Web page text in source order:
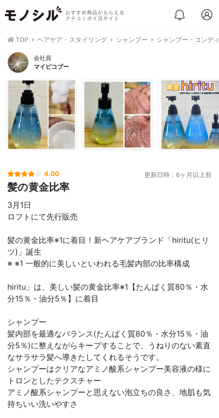
おすすめ商品がもらえる
クチコミポイ活サイト
TOP ヘアケア・スタイリング シャンプー シャンプー・コンデ
会社員
マイピコブー
4.00 更新日時：6ヶ月以上前
髪の黄金比率
3月1日
ロフトにて先行販売
髪の黄金比率※1に着目！新ヘアケアブランド「hiritu(ヒリ
ツ)」誕生
※ ※1 一般的に美しいといわれる毛髪内部の比率構成
hiritu」は、美しい髪の黄金比率※1【たんぱく質80％・水
分15％・油分5％】に着目
シャンプー
髪内部を最適なバランス(たんぱく質80％・水分15％・油
分5％)に整えながらキープすることで、うねりのない素直
なサラサラ髪へ導きたしてくれるそうです。
シャンプーはクリアなアミノ酸系シャンプー美容液の様に
トロンとしたテクスチャー
アミノ酸系シャンプーと思えない泡立ちの良さ、地肌も気
持ちいい洗いやすさ